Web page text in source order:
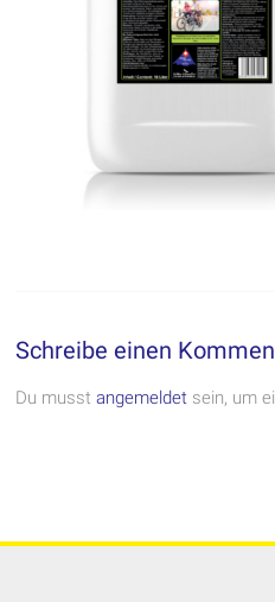
Schreibe einen
Du musstangemeldet sein, um